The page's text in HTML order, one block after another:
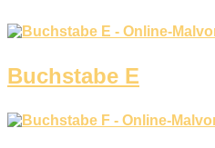
Buchstabe E